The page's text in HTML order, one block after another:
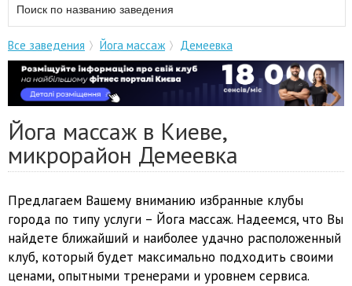
Все заведения Йога массаж Демеевка
Йога массаж в Киеве,
микрорайон Демеевка
Предлагаем Вашему вниманию избранные клубы
города по типу услуги – Йога массаж. Надеемся, что Вы
найдете ближайший и наиболее удачно расположенный
клуб, который будет максимально подходить своими
ценами, опытными тренерами и уровнем сервиса.